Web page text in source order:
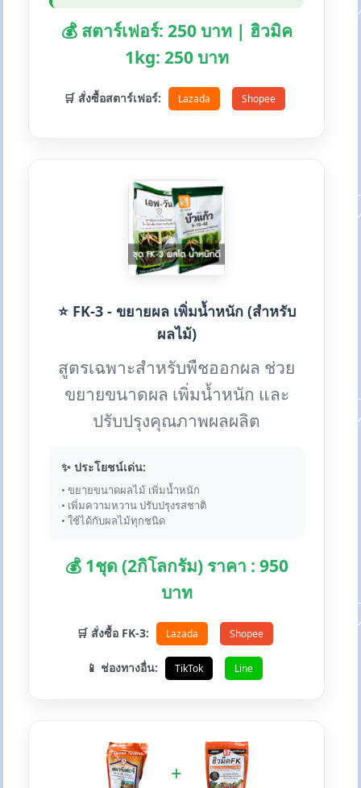
💰 สตาร์เฟอร์: 250 บาท | ฮิวมิค
1kg: 250 บาท
🛒 สั่งซื้อสตาร์เฟอร์: Lazada Shopee
⭐ FK-3 - ขยายผล เพิ่มน้ำหนัก (สำหรับ
ผลไม้)
สูตรเฉพาะสำหรับพืชออกผล ช่วย
ขยายขนาดผล เพิ่มน้ำหนัก และ
ปรับปรุงคุณภาพผลผลิต
✨ ประโยชน์เด่น:
• ขยายขนาดผลไม้ เพิ่มน้ำหนัก
• เพิ่มความหวาน ปรับปรุงรสชาติ
• ใช้ได้กับผลไม้ทุกชนิด
💰 1ชุด (2กิโลกรัม) ราคา : 950
บาท
🛒 สั่งซื้อ FK-3: Lazada Shopee
📱 ช่องทางอื่น: TikTok Line
+